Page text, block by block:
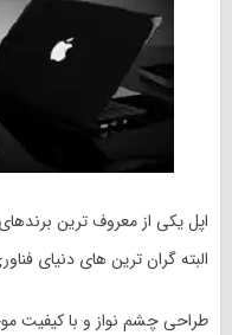
اپل یکی از معروف ترین
البته گران ترین های دنیای
طراحی چشم نواز و با کیفیت